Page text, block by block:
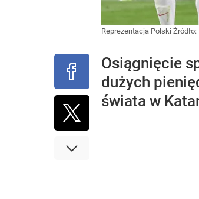
Reprezentacja Polski Źródło:
Osiągnięcie
dużych
świata w